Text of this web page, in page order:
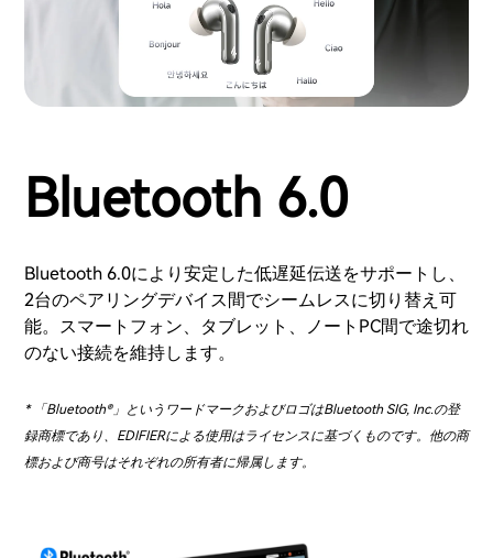
Bluetooth 6.0
Bluetooth 6.0により安定した低遅延伝送をサポートし、
2台のペアリングデバイス間でシームレスに切り替え可
能。スマートフォン、タブレット、ノートPC間で途切れ
のない接続を維持します。
* 「Bluetooth®」というワードマークおよびロゴはBluetooth SIG, Inc.の登
録商標であり、EDIFIERによる使用はライセンスに基づくものです。他の商
標および商号はそれぞれの所有者に帰属します。